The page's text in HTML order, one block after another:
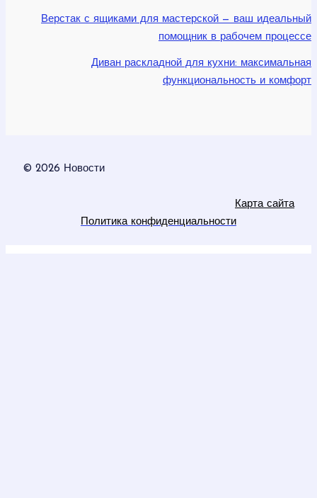
Верстак с ящиками для мастерской — ваш идеальный
помощник в рабочем процессе
Диван раскладной для кухни: максимальная
функциональность и комфорт
© 2026 Новости
Карта сайта
Политика конфиденциальности